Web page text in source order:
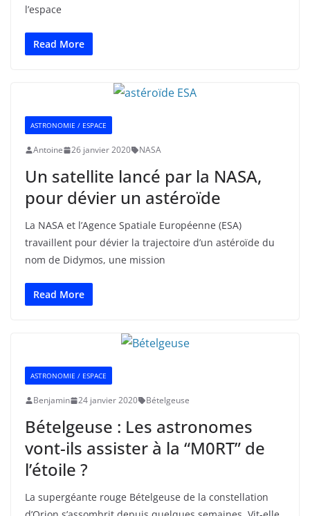
l’espace
Read More
ASTRONOMIE / ESPACE
Antoine 26 janvier 2020 NASA
Un satellite lancé par la NASA,
pour dévier un astéroïde
La NASA et l’Agence Spatiale Européenne (ESA)
travaillent pour dévier la trajectoire d’un astéroïde du
nom de Didymos, une mission
Read More
ASTRONOMIE / ESPACE
Benjamin 24 janvier 2020 Bételgeuse
Bételgeuse : Les astronomes
vont-ils assister à la “M0RT” de
l’étoile ?
La supergéante rouge Bételgeuse de la constellation